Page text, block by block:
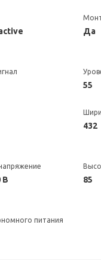
Да
55
432
В 85
питания